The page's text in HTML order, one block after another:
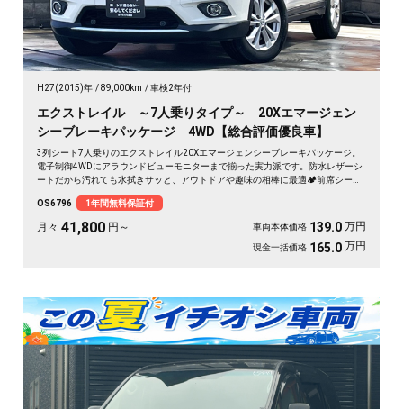
H27(2015)年 89,000km 車検2年付
エクストレイル ～7人乗りタイプ～ 20Xエマージェン
シーブレーキパッケージ 4WD【総合評価優良車】
3列シート7人乗りのエクストレイル20Xエマージェンシーブレーキパッケージ。
電子制御4WDにアラウンドビューモニターまで揃った実力派です。防水レザーシ
ートだから汚れても水拭きサッと、アウトドアや趣味の相棒に最適🏕️前席シート
懐の深さ。仲間との遠出も、休日の一人旅も自在に楽しめる一台です😎《1年保
証付》🚗✨💺
OS6796 1年間無料保証付
月々 41,800 円～ 車両本体価格 139.0 万円
現金一括価格 165.0 万円